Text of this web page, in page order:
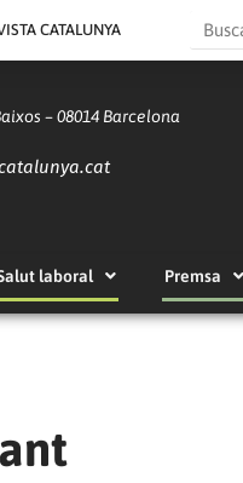
CATALUNYA Search
– 08014 Barcelona
laboral Premsa